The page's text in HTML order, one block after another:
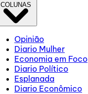
COLUNAS
Opinião
Diario Mulher
Economia em Foco
Diario Político
Esplanada
Diario Econômico